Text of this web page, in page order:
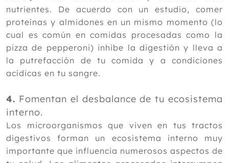
nutrientes. De acuerdo con un estudio, comer
proteínas y almidones en un mismo momento (lo
cual es común en comidas procesadas como la
pizza de pepperoni) inhibe la digestión y lleva a
la putrefacción de tu comida y a condiciones
acídicas en tu sangre.
4. Fomentan el desbalance de tu ecosistema
interno.
Los microorganismos que viven en tus tractos
digestivos forman un ecosistema interno muy
importante que influencia numerosos aspectos de